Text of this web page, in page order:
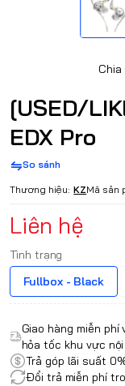
Chia
[USED/
EDX Pro
So sánh
Thương hiệu: KZMã sản
Liên hệ
Tình trạng
Fullbox - Black
Giao hàng miễn
hỏa tốc khu vực
Trả góp lãi suất
Đổi trả miễn phí